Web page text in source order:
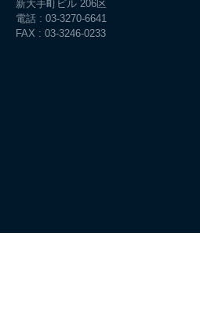
新大手町ビル 206区
電話 : 03-3270-6641
FAX : 03-3246-0233